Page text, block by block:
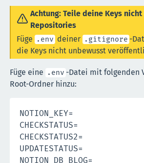
Achtung: Teile deine Keys
Repositories
Füge .env deiner .gitignore -
die Keys nicht unbewusst
Füge eine .env -Datei mit folgenden
Root-Ordner hinzu:
NOTION_KEY=
CHECKSTATUS=
CHECKSTATUS2=
UPDATESTATUS=